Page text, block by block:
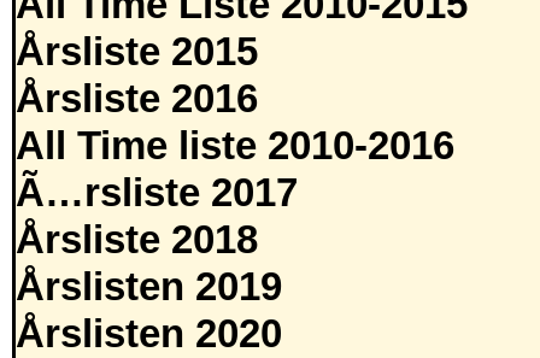
Årsliste 2015
Årsliste 2016
All Time liste 2010-2016
Ã…rsliste 2017
Årsliste 2018
Årslisten 2019
Årslisten 2020